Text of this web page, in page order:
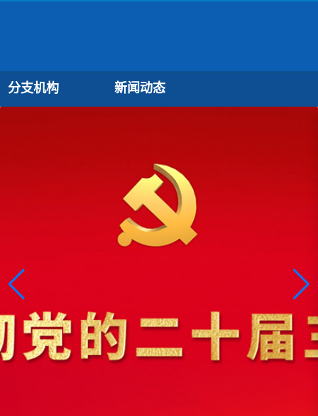
分支机构 新闻动态